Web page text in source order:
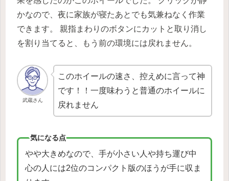
かなので、夜に家族が寝たあとでも気兼ねなく作業
できます。 親指まわりのボタンにカットと取り消し
を割り当てると、もう前の環境には戻れません。
武蔵さん
このホイールの速さ、控えめに言って神
です！！一度味わうと普通のホイールに
戻れません
気になる点
やや大きめなので、手が小さい人や持ち運び中
心の人には2位のコンパクト版のほうが手に収ま